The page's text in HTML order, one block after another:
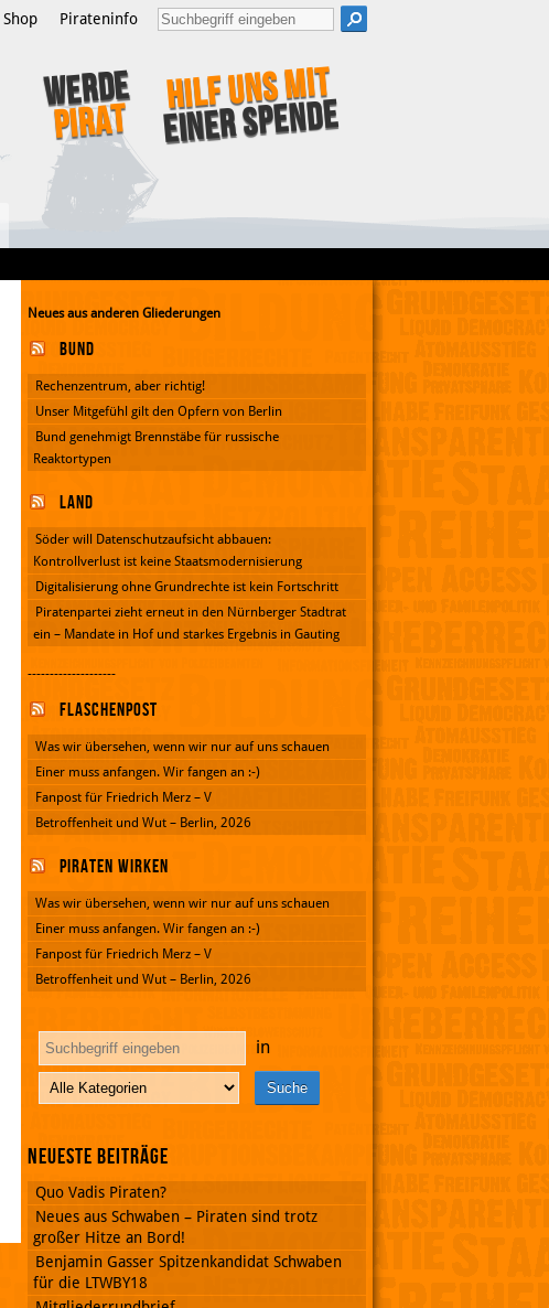
Shop Pirateninfo
Werde
Pirat
Hilf uns mit
einer Spende
Neues aus anderen Gliederungen
Bund
Rechenzentrum, aber richtig!
Unser Mitgefühl gilt den Opfern von Berlin
Bund genehmigt Brennstäbe für russische
Reaktortypen
Land
Söder will Datenschutzaufsicht abbauen:
Kontrollverlust ist keine Staatsmodernisierung
Digitalisierung ohne Grundrechte ist kein Fortschritt
Piratenpartei zieht erneut in den Nürnberger Stadtrat
ein – Mandate in Hof und starkes Ergebnis in Gauting
--------------------
Flaschenpost
Was wir übersehen, wenn wir nur auf uns schauen
Einer muss anfangen. Wir fangen an :-)
Fanpost für Friedrich Merz – V
Betroffenheit und Wut – Berlin, 2026
Piraten wirken
Was wir übersehen, wenn wir nur auf uns schauen
Einer muss anfangen. Wir fangen an :-)
Fanpost für Friedrich Merz – V
Betroffenheit und Wut – Berlin, 2026
in
Neueste Beiträge
Quo Vadis Piraten?
Neues aus Schwaben – Piraten sind trotz
großer Hitze an Bord!
Benjamin Gasser Spitzenkandidat Schwaben
für die LTWBY18